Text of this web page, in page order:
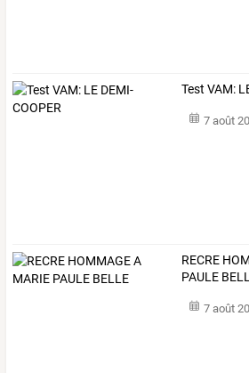
Test VAM:
7 août
RECRE
PAULE
7 août